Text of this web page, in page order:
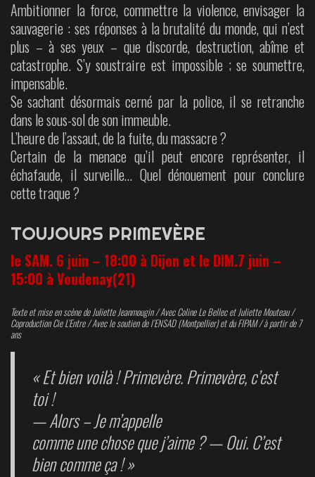
Ambitionner la force, commettre la violence, envisager la
sauvagerie : ses réponses à la brutalité du monde, qui n’est
plus – à ses yeux – que discorde, destruction, abîme et
catastrophe. S’y soustraire est impossible ; se soumettre,
impensable.
Se sachant désormais cerné par la police, il se retranche
dans le sous-sol de son immeuble.
L’heure de l’assaut, de la fuite, du massacre ?
Certain de la menace qu’il peut encore représenter, il
échafaude, il surveille… Quel dénouement pour conclure
cette traque ?
TOUJOURS PRIMEVÈRE
le SAM. 6 juin – 18:00 à Dijon et le DIM.7 juin –
15:00 à Voudenay(21)
Texte et mise en scène de Juliette Jeanmougin / Avec Coline Le Bellec et Juliette Mouteau /
Coproduction Cie L’Entre / Avec le soutien de l’ENSAD (Montpellier) et du FIPAM / à partir de 7
ans
« Et bien voilà ! Primevère. Primevère, c’est
toi !
— Alors – Je m’appelle
comme une chose que j’aime ? — Oui. C’est
bien comme ça ! »